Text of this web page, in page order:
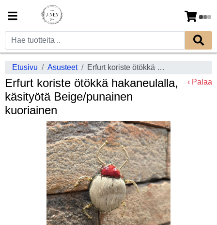
Etusivu Asusteet Erfurt koriste ötökkä hakaneulalla, käsityötä Beige/punainen kuoriainen
Erfurt koriste ötökkä hakaneulalla,
käsityötä Beige/punainen
kuoriainen
‹ Palaa
Previous